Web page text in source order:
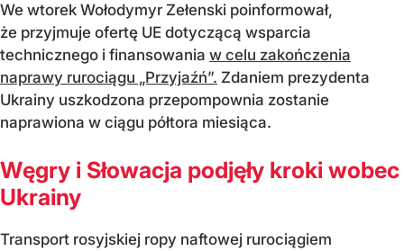
We wtorek Wołodymyr Zełenski poinformował,
że przyjmuje ofertę UE dotyczącą wsparcia
technicznego i finansowania w celu zakończenia
naprawy rurociągu „Przyjaźń”. Zdaniem prezydenta
Ukrainy uszkodzona przepompownia zostanie
naprawiona w ciągu półtora miesiąca.
Węgry i Słowacja podjęły kroki wobec
Ukrainy
Transport rosyjskiej ropy naftowej rurociągiem